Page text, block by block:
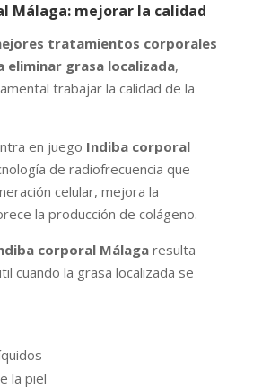
Málaga: mejorar la calidad
tratamientos corporales
eliminar grasa localizada,
trabajar la calidad de la
en juego Indiba corporal
de radiofrecuencia que
celular, mejora la
la producción de colágeno.
corporal Málagaresulta
cuando la grasa localizada se
la piel